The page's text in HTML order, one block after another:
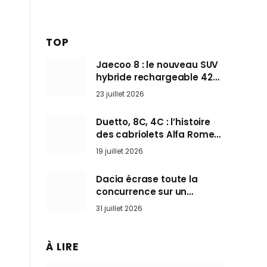
TOP
Jaecoo 8 : le nouveau SUV
hybride rechargeable 428
ch qui vise l’Audi Q7 arrive
en Europe cet automne
23 juillet 2026
Duetto, 8C, 4C : l’histoire
des cabriolets Alfa Romeo,
ces Spider qui ont défini
l’art de rouler cheveux au
vent
19 juillet 2026
Dacia écrase toute la
concurrence sur un
marché où personne ne
l’attendait
31 juillet 2026
À LIRE